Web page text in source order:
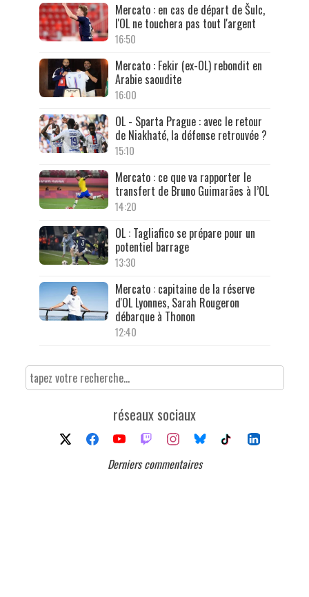
Mercato : en cas de départ de Šulc,
l'OL ne touchera pas tout l'argent
16:50
Mercato : Fekir (ex-OL) rebondit en
Arabie saoudite
16:00
OL - Sparta Prague : avec le retour
de Niakhaté, la défense retrouvée ?
15:10
Mercato : ce que va rapporter le
transfert de Bruno Guimarães à l’OL
14:20
OL : Tagliafico se prépare pour un
potentiel barrage
13:30
Mercato : capitaine de la réserve
d'OL Lyonnes, Sarah Rougeron
débarque à Thonon
12:40
réseaux sociaux
Derniers commentaires